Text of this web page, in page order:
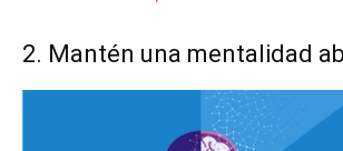
2. Mantén una mentalidad